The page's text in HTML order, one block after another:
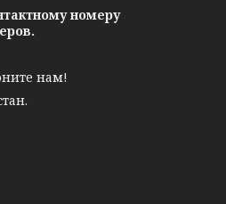
номеру
нам!